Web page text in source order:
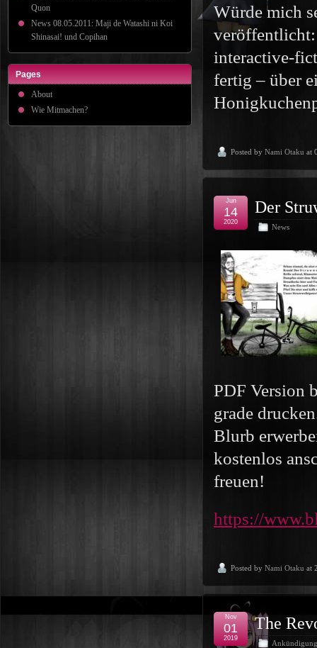
Würde mich
interactive-
fertig – über
Posted by Nami Otaku at
Der
News
Jun
14
2020
PDF Version
grade
Blurb
kostenlos
freuen!
https://
Posted by Nami Otaku at
The
Nov
01
2019
Quon
News 08.05.2011: Maji de Watashi ni Koi
Shinasai! und Copihan
Pages
About
Wie Mitmachen?